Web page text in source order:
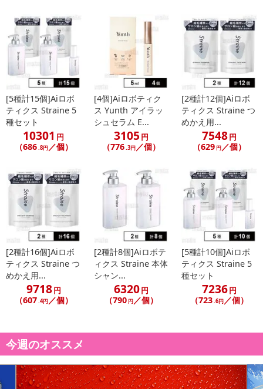
[5種計15個]Aiロボ
ティクス Straine 5
種セット
10301 円
（686.8円／個）
[4個]Aiロボティク
ス Yunth アイラッ
シュセラム E...
3105 円
（776.3円／個）
[2種計12個]Aiロボ
ティクス Straine つ
めかえ用...
7548円
（629 円／個）
[2種計16個]Aiロボ
ティクス Straine つ
めかえ用...
9718円
（607.4円／個）
[2種計8個]Aiロボテ
ィクス Straine 本体
シャン...
6320円
（790 円 ／個）
[5種計10個]Aiロボ
ティクス Straine 5
種セット
7236円
（723.6円 ／個）
今週のオススメ